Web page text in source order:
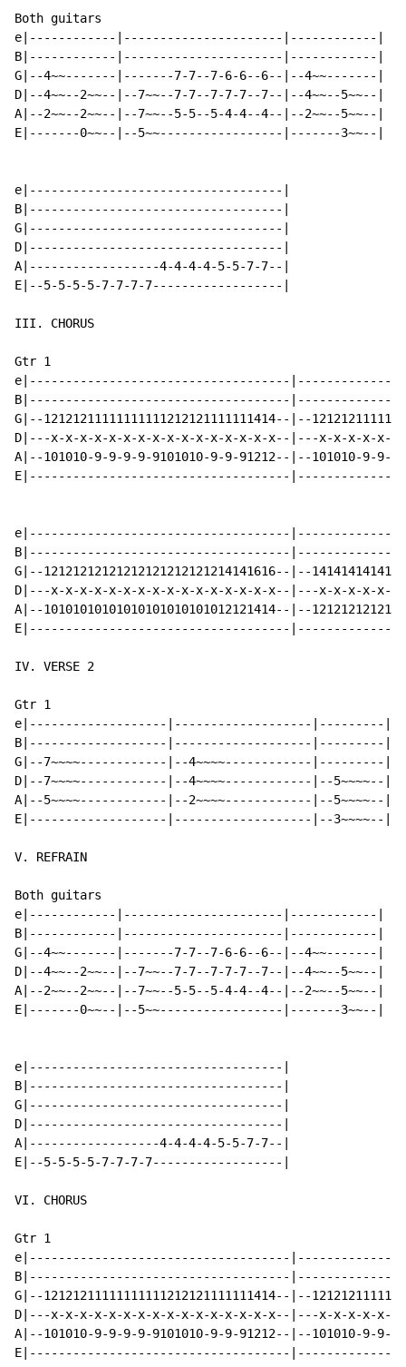
Both guitars
e|------------|----------------------|------------|
B|------------|----------------------|------------|
G|--4~~-------|-------7-7--7-6-6--6--|--4~~-------|
D|--4~~--2~~--|--7~~--7-7--7-7-7--7--|--4~~--5~~--|
A|--2~~--2~~--|--7~~--5-5--5-4-4--4--|--2~~--5~~--|
E|-------0~~--|--5~~-----------------|-------3~~--|
e|-----------------------------------|
B|-----------------------------------|
G|-----------------------------------|
D|-----------------------------------|
A|------------------4-4-4-4-5-5-7-7--|
E|--5-5-5-5-7-7-7-7------------------|
III. CHORUS
Gtr 1
e|------------------------------------
B|------------------------------------
G|--12121211111111111212121111111414--|--
D|---x-x-x-x-x-x-x-x-x-x-x-x-x-x-x-x--|---x-x-x-x-x-
A|--101010-9-9-9-9-9101010-9-9-91212--|--101010-9-9-
E|------------------------------------
e|------------------------------------
B|------------------------------------
G|--12121212121212121212121214141616--|--
D|---x-x-x-x-x-x-x-x-x-x-x-x-x-x-x-x--|---x-x-x-x-x-
A|--10101010101010101010101012121414--|--
E|------------------------------------
IV. VERSE 2
Gtr 1
e|-------------------|-------------------|---------
B|-------------------|-------------------|---------
G|--7~~~~------------|--4~~~~------------
D|--7~~~~------------|--4~~~~------------|--5~~~~--
A|--5~~~~------------|--2~~~~------------|--5~~~~--
E|-------------------|-------------------|--3~~~~--|--
V. REFRAIN
Both guitars
e|------------|----------------------|------------|
B|------------|----------------------|------------|
G|--4~~-------|-------7-7--7-6-6--6--|--4~~-------|
D|--4~~--2~~--|--7~~--7-7--7-7-7--7--|--4~~--5~~--|
A|--2~~--2~~--|--7~~--5-5--5-4-4--4--|--2~~--5~~--|
E|-------0~~--|--5~~-----------------|-------3~~--|
e|-----------------------------------|
B|-----------------------------------|
G|-----------------------------------|
D|-----------------------------------|
A|------------------4-4-4-4-5-5-7-7--|
E|--5-5-5-5-7-7-7-7------------------|
VI. CHORUS
Gtr 1
e|------------------------------------
B|------------------------------------
G|--12121211111111111212121111111414--|--
D|---x-x-x-x-x-x-x-x-x-x-x-x-x-x-x-x--|---x-x-x-x-x-
A|--101010-9-9-9-9-9101010-9-9-91212--|--101010-9-9-
E|------------------------------------